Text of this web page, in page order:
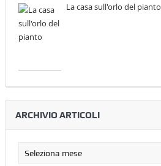
La casa sull'orlo del pianto
ARCHIVIO ARTICOLI